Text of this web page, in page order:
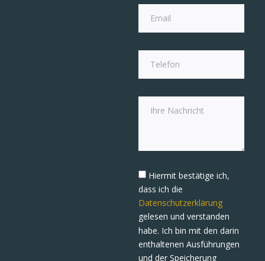
Hiermit bestätige ich,
dass ich die
Datenschutzerklärung
gelesen und verstanden
habe. Ich bin mit den darin
enthaltenen Ausführungen
und der Speicherung